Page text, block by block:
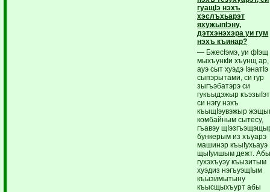
гуащIэ нэхъ
хэслъхьарэт
яхужыпIэну,
дэтхэнэхэра уи гум
нэхъ къинар?
— БжесIэмэ, уи фIэщ
мыхъункIи хъунщ ар,
ауэ сыт хуэдэ IэнатIэ
сыпэрытами, си гур
зыгъэбатэрэ си
гукъыдэжыр
си нэгу нэхъ
къыщIэувэжыр
комбайным сытесу,
гъавэу
бункерым из хъуарэ
машинэр къыIухьауэ
щыIуишым дежт.
гухэхъуэу къызитым
хуэдиз нэгъуэщIым
къызимытыну
къысщыхъурт абы